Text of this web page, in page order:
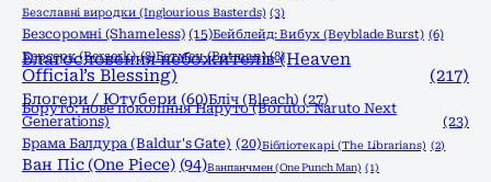
Безславні виродки (Inglourious Basterds) (3)
Безсоромні (Shameless) (15)Бейблейд: Вибух (Beyblade Burst) (6)
Берсерк (Berserk) (8)Бетмен (Batman) (8)
Благословення небожителів (Heaven
Official’s Blessing)
(217)
Блогери / Ютубери (60)Бліч (Bleach) (27)
Боруто: нове покоління Наруто (Boruto: Naruto Next
Generations)
(23)
Брама Балдура (Baldur's Gate) (20)Бібліотекарі (The Librarians) (2)
Ван Піс (One Piece) (94)Ванпанчмен (One Punch Man) (1)